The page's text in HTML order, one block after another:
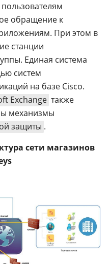
обращение к
При этом в
станции
Единая система
систем
на базе Cisco.
Exchange также
механизмы
защиты .
сети магазинов